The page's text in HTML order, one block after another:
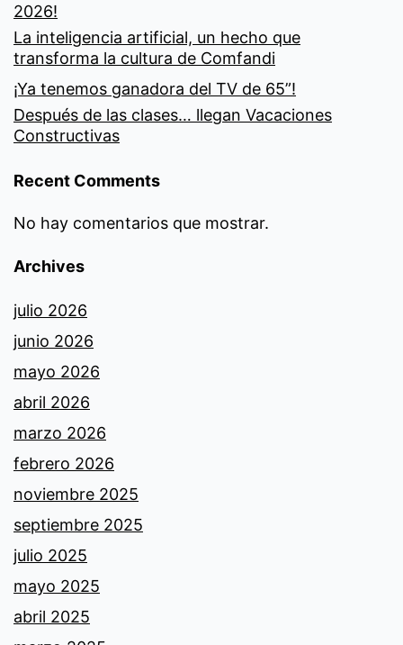
2026!
La inteligencia artificial, un hecho que
transforma la cultura de Comfandi
¡Ya tenemos ganadora del TV de 65”!
Después de las clases… llegan Vacaciones
Constructivas
Recent Comments
No hay comentarios que mostrar.
Archives
julio 2026
junio 2026
mayo 2026
abril 2026
marzo 2026
febrero 2026
noviembre 2025
septiembre 2025
julio 2025
mayo 2025
abril 2025